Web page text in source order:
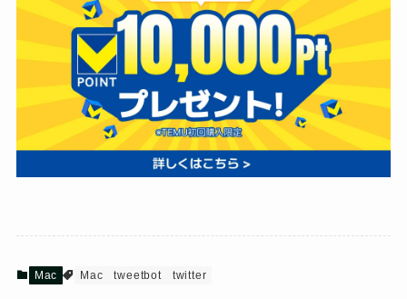
Mac Mac tweetbot twitter